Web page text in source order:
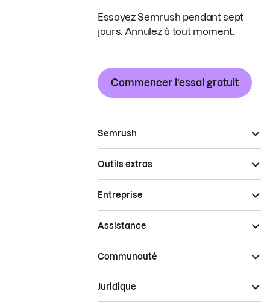
Essayez Semrush pendant sept
jours. Annulez à tout moment.
Commencer l’essai gratuit
Semrush
Outils extras
Entreprise
Assistance
Communauté
Juridique